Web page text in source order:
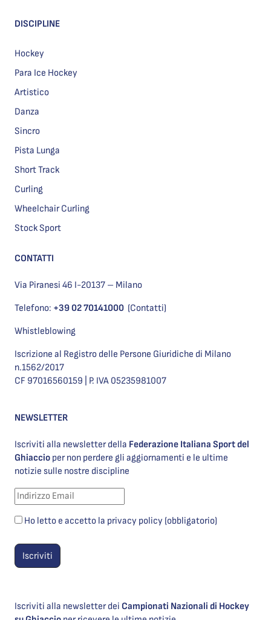
DISCIPLINE
Hockey
Para Ice Hockey
Artistico
Danza
Sincro
Pista Lunga
Short Track
Curling
Wheelchair Curling
Stock Sport
CONTATTI
Via Piranesi 46 I-20137 – Milano
Telefono: +39 02 70141000 (Contatti)
Whistleblowing
Iscrizione al Registro delle Persone Giuridiche di Milano
n.1562/2017
CF 97016560159 | P. IVA 05235981007
NEWSLETTER
Iscriviti alla newsletter della Federazione Italiana Sport del
Ghiaccio per non perdere gli aggiornamenti e le ultime
notizie sulle nostre discipline
Ho letto e accetto la privacy policy (obbligatorio)
Iscriviti alla newsletter dei Campionati Nazionali di Hockey